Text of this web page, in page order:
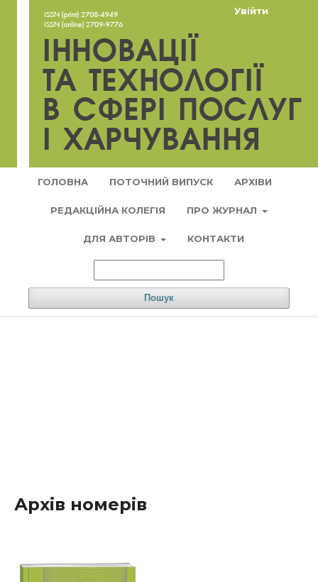
ГОЛОВНА ПОТОЧНИЙ ВИПУСК АРХІВИ
РЕДАКЦІЙНА КОЛЕГІЯ ПРО ЖУРНАЛ
ДЛЯ АВТОРІВ КОНТАКТИ
Пошук
Увійти
Архів номерів